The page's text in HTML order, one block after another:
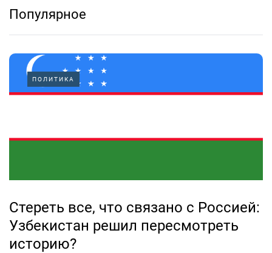
Популярное
ПОЛИТИКА
Стереть все, что связано с Россией:
Узбекистан решил пересмотреть
историю?